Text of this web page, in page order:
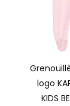
logo
KIDS